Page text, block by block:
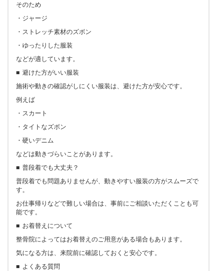
そのため
・ジャージ
・ストレッチ素材のズボン
・ゆったりした服装
などが適しています。
■ 避けた方がいい服装
施術や動きの確認がしにくい服装は、避けた方が安心です。
例えば
・スカート
・タイトなズボン
・硬いデニム
などは動きづらいことがあります。
■ 普段着でも大丈夫？
普段着でも問題ありませんが、動きやすい服装の方がスムーズで
す。
お仕事帰りなどで難しい場合は、事前にご相談いただくことも可
能です。
■ お着替えについて
整骨院によってはお着替えのご用意がある場合もあります。
気になる方は、来院前に確認しておくと安心です。
■ よくある質問